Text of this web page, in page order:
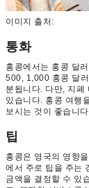
이미지 출처:
통화
홍콩에서는 홍콩 달
500, 1,000 홍콩 달
분됩니다. 다만, 지폐
있습니다. 홍콩 여행
보시는 것이 좋습니
팁
홍콩은 영국의 영향
에서 주로 팁을 주는
금액을 결정할 수 있